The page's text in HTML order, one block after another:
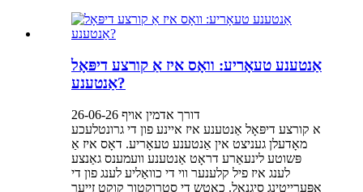
אַנטענע טעאָריע: וואָס איז אַ קורצע דיפּאָל
אַנטענע?
דורך אדמין אויף 26-06-26
א קורצע דיפּאָל אַנטענע איז איינע פון ​​די גרונטלעכע
מאָדעלן געניצט אין אַנטענע טעאָריע. דאָס איז אַ
פּשוטע לינעאַרע דראָט אַנטענע וועמענס גאַנצע
לענג איז פיל קלענער ווי די כוואַליע לענג פון די
אָפּערייטינג סיגנאַל. כאָטש די סטרוקטור קוקט זייער